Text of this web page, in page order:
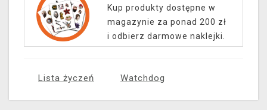
Kup produkty dostępne w
magazynie za ponad 200 zł
i odbierz darmowe naklejki.
Lista życzeń Watchdog